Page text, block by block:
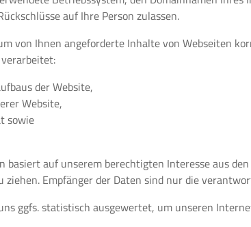
auf Ihre Person zulassen.
von Ihnen angeforderte Inhalte von Webseiten
der Website,
Website,
sowie
basiert auf unserem berechtigten Interesse aus
ziehen. Empfänger der Daten sind nur die
ggfs. statistisch ausgewertet, um unseren